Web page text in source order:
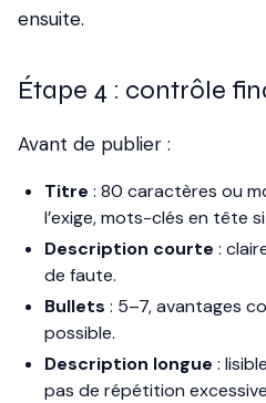
ensuite.
Étape 4 : contrôle
Avant de publier :
Titre : 80 caractères ou
l’exige, mots-clés en tête
Description courte :
de faute.
Bullets : 5–7, avantages
possible.
Description longue :
pas de répétition